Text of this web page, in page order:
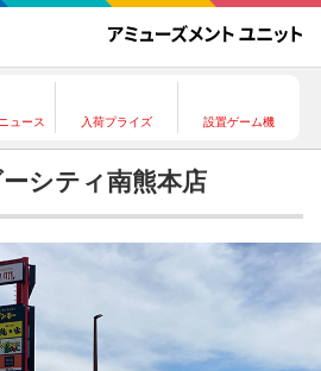
ュース 入荷プライズ 設置ゲーム機
シティ南熊本店